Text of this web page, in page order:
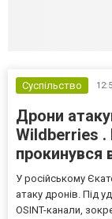
Суспільство
Дрони
Wildberries .
прокинувся
У російському
атаку дронів. Під
OSINT-канали,